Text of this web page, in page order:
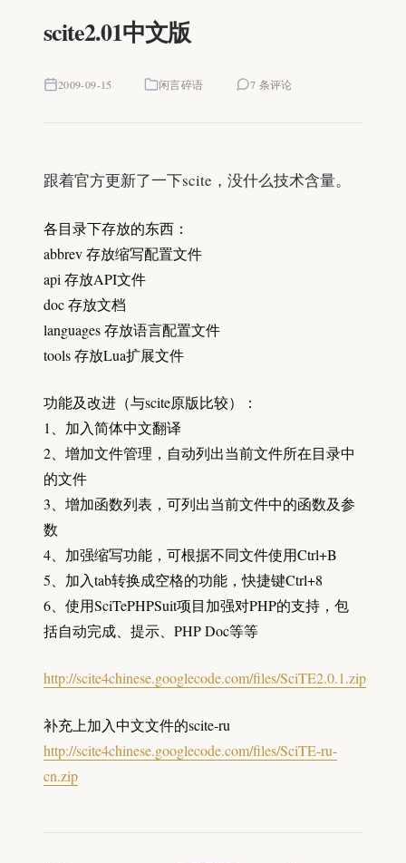
scite2.01中文版
2009-09-15 闲言碎语 7 条评论
跟着官方更新了一下scite，没什么技术含量。
各目录下存放的东西：
abbrev 存放缩写配置文件
api 存放API文件
doc 存放文档
languages 存放语言配置文件
tools 存放Lua扩展文件
功能及改进（与scite原版比较）：
1、加入简体中文翻译
2、增加文件管理，自动列出当前文件所在目录中
的文件
3、增加函数列表，可列出当前文件中的函数及参
数
4、加强缩写功能，可根据不同文件使用Ctrl+B
5、加入tab转换成空格的功能，快捷键Ctrl+8
6、使用SciTePHPSuit项目加强对PHP的支持，包
括自动完成、提示、PHP Doc等等
http://scite4chinese.googlecode.com/files/SciTE2.0.1.zip
补充上加入中文文件的scite-ru
http://scite4chinese.googlecode.com/files/SciTE-ru-
cn.zip